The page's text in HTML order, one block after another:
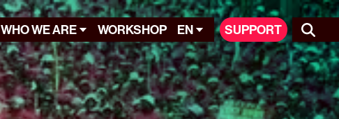
WHO WE ARE WORKSHOP EN SUPPORT